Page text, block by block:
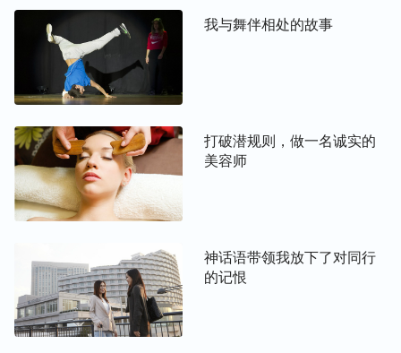
就有了撒但的败坏性情，我们凭着撒但的败坏性情活
着，就变得越来越没有人的样式，末世全能神
真理就是要拯救、洁净我们，我们只有接受
神的新工作，按照神的话去实行，才能脱去败坏性
经历神作工的见证，我觉得姊妹的谈得很实际，很愿
意与她交流。
一天晚上，在与姊妹聊天时，姊妹发现我的声音沙
训了下属，他们工作时心不在焉，拖拖拉拉，还频繁
出错害得我被经理骂。”姊妹听了我一番牢骚后，就
对我说：“我们都是神眼中的受造之物，受造之物都
是平等的，只是我们工作的职责范围不同，作为一名
我与舞伴相处的故事
打破潜规则，做一名诚实的
美容师
神话语带领我放下了对同行
的记恨